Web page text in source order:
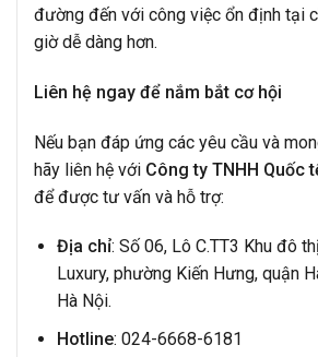
đường đến với công việc ổn định tại
giờ dễ dàng hơn.
Liên hệ ngay để nắm bắt cơ hội
Nếu bạn đáp ứng các yêu cầu và
hãy liên hệ với Công ty TNHH Quốc
để được tư vấn và hỗ trợ:
Địa chỉ: Số 06, Lô C.TT3 Khu đô
Luxury, phường Kiến Hưng, quận
Hà Nội.
Hotline: 024-6668-6181